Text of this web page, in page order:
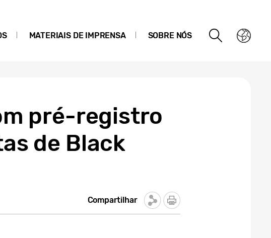
MATERIAIS DE IMPRENSA SOBRE NÓS
pré-registro
de Black
Compartilhar